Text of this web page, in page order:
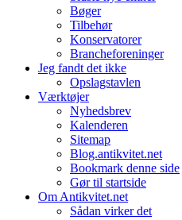
Bøger
Tilbehør
Konservatorer
Brancheforeninger
Jeg fandt det ikke
Opslagstavlen
Værktøjer
Nyhedsbrev
Kalenderen
Sitemap
Blog.antikvitet.net
Bookmark denne side
Gør til startside
Om Antikvitet.net
Sådan virker det